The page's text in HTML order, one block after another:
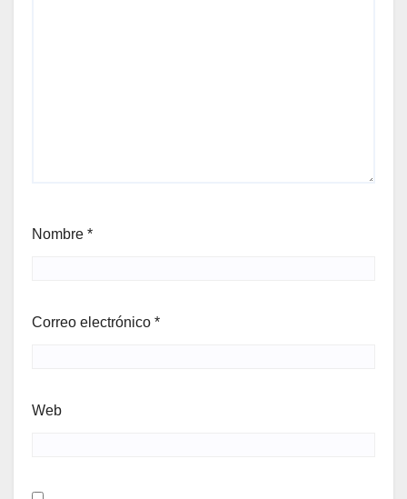
Nombre *
Correo electrónico *
Web